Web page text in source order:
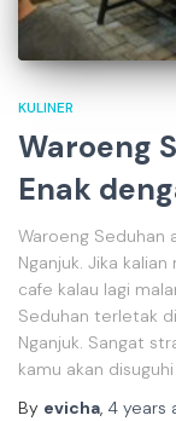
KULINER
Waroeng
Enak
Waroeng Seduhan
Nganjuk. Jika
cafe kalau lagi
Seduhan terletak
Nganjuk. Sangat
kamu akan disuguhi
By evicha, 4 years